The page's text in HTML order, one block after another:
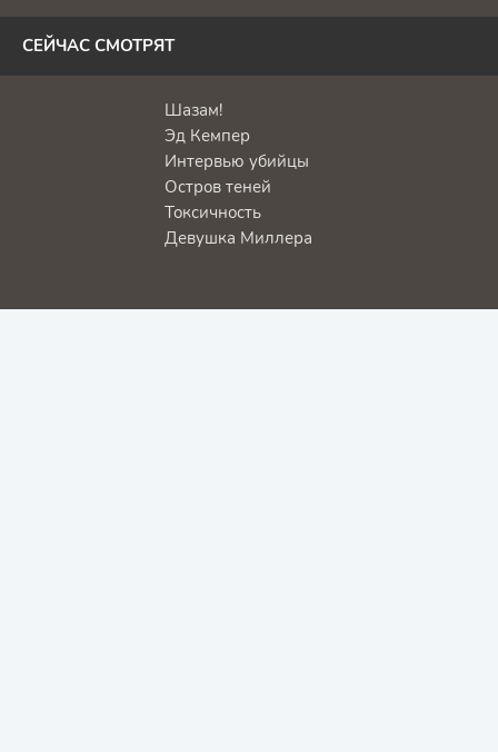
СЕЙЧАС СМОТРЯТ
Шазам!
Эд Кемпер
Интервью убийцы
Остров теней
Токсичность
Девушка Миллера